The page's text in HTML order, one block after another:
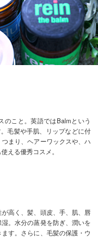
のこと。英語ではBalmという
毛髪や手肌、リップなどに付
まり、ヘアーワックスや、ハ
える優秀コスメ。
高く、髪、頭皮、手、肌、唇
。水分の蒸発を防ぎ、潤いを
す。さらに、毛髪の保護・ウ